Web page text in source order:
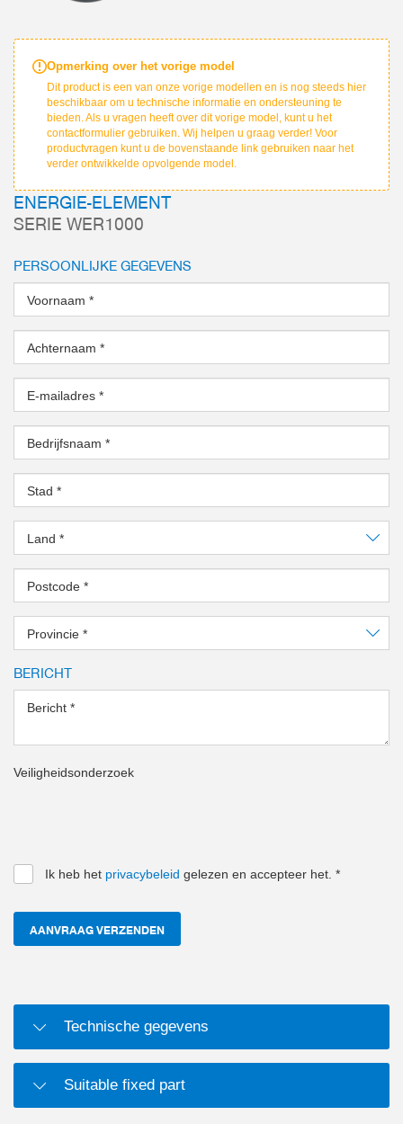
Opmerking over het vorige model
Dit product is een van onze vorige modellen en is nog steeds hier
beschikbaar om u technische informatie en ondersteuning te
bieden. Als u vragen heeft over dit vorige model, kunt u het
contactformulier gebruiken. Wij helpen u graag verder! Voor
productvragen kunt u de bovenstaande link gebruiken naar het
verder ontwikkelde opvolgende model.
ENERGIE-ELEMENT
SERIE WER1000
PERSOONLIJKE GEGEVENS
Voornaam *
Achternaam *
E-mailadres *
Bedrijfsnaam *
Stad *
Land *
Postcode *
Provincie *
BERICHT
Bericht *
Veiligheidsonderzoek
Ik heb het privacybeleid gelezen en accepteer het. *
AANVRAAG VERZENDEN
Technische gegevens
Suitable fixed part